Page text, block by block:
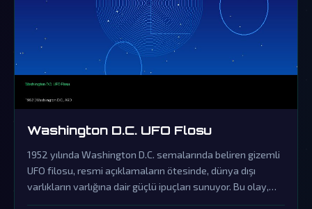
Washington D.C. UFO Flosu
1952 yılında Washington D.C. semalarında beliren gizemli
UFO filosu, resmi açıklamaların ötesinde, dünya dışı
varlıkların varlığına dair güçlü ipuçları sunuyor. Bu olay,
hükümetin örtbas çabalarına rağmen hala komplo